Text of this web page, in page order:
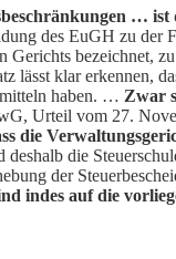
… ist
des EuGH zu der
klar erkennen,
haben. … Zwar
Urteil vom 27.
die
deshalb die
der
indes auf die